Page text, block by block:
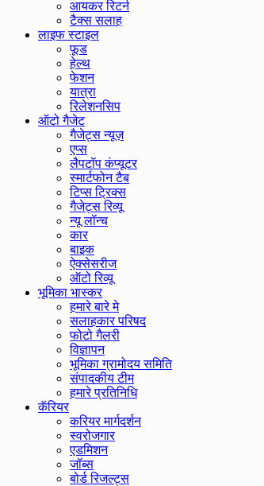
आयकर रिटर्न
टैक्स सलाह
लाइफ स्टाइल
फूड
हेल्थ
फेशन
यात्रा
रिलेशनसिप
ऑटो गैजेट
गैजेट्स न्यूज़
एप्स
लैपटॉप कंप्यूटर
स्मार्टफोन टैब
टिप्स ट्रिक्स
गैजेट्स रिव्यू
न्यू लॉन्च
कार
बाइक
ऐक्सेसरीज
ऑटो रिव्यू
भूमिका भास्कर
हमारे बारे मे
सलाहकार परिषद
फोटो गैलरी
विज्ञापन
भूमिका ग्रामोदय समिति
संपादकीय टीम
हमारे प्रतिनिधि
कॅरियर
करियर मार्गदर्शन
स्वरोजगार
एडमिशन
जॉब्स
बोर्ड रिजल्ट्स